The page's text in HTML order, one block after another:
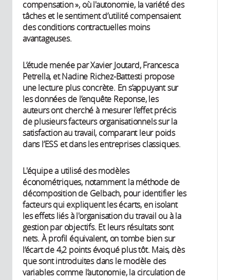
compensation », où l'autonomie, la variété des
tâches et le sentiment d’utilité compensaient
des conditions contractuelles moins
avantageuses.
L’étude menée par Xavier Joutard, Francesca
Petrella, et Nadine Richez-Battesti propose
une lecture plus concrète. En s’appuyant sur
les données de l’enquête Reponse, les
auteurs ont cherché à mesurer l’effet précis
de plusieurs facteurs organisationnels sur la
satisfaction au travail, comparant leur poids
dans l’ESS et dans les entreprises classiques.
L'équipe a utilisé des modèles
économétriques, notamment la méthode de
décomposition de Gelbach, pour identifier les
facteurs qui expliquent les écarts, en isolant
les effets liés à l'organisation du travail ou à la
gestion par objectifs. Et leurs résultats sont
nets. À profil équivalent, on tombe bien sur
l‘écart de 4,2 points évoqué plus tôt. Mais, dès
que sont introduites dans le modèle des
variables comme l’autonomie, la circulation de